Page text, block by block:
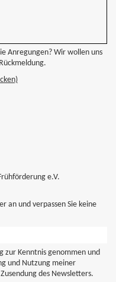
Anregungen? Wir wollen uns
e.V.
an und verpassen Sie keine
zur Kenntnis genommen und
und Nutzung meiner
des Newsletters.